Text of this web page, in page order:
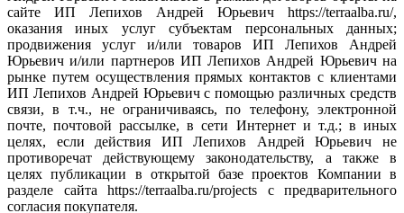
сайте ИП Лепихов Андрей Юрьевич https://terraalba.ru/,
оказания иных услуг субъектам персональных данных;
продвижения услуг и/или товаров ИП Лепихов Андрей
Юрьевич и/или партнеров ИП Лепихов Андрей Юрьевич на
рынке путем осуществления прямых контактов с клиентами
ИП Лепихов Андрей Юрьевич с помощью различных средств
связи, в т.ч., не ограничиваясь, по телефону, электронной
почте, почтовой рассылке, в сети Интернет и т.д.; в иных
целях, если действия ИП Лепихов Андрей Юрьевич не
противоречат действующему законодательству, а также в
целях публикации в открытой базе проектов Компании в
разделе сайта https://terraalba.ru/projects с предварительного
согласия покупателя.